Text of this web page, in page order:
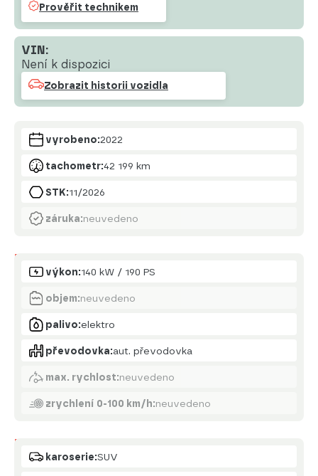
Prověřit technikem
VIN:
Není k dispozici
Zobrazit historii vozidla
vyrobeno:2022
tachometr:42 199 km
STK:11/2026
záruka:neuvedeno
Motor
výkon:140 kW / 190 PS
objem:neuvedeno
palivo:elektro
převodovka:aut. převodovka
max. rychlost:neuvedeno
zrychlení 0-100 km/h:neuvedeno
Karoserie
karoserie:SUV